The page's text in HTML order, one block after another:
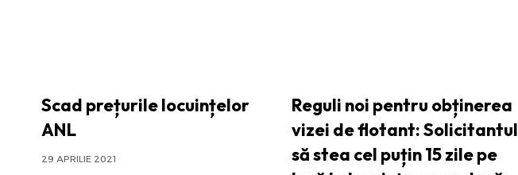
Scad prețurile locuințelor
ANL
29 APRILIE 2021
Reguli noi pentru obținerea
vizei de flotant: Solicitantul
să stea cel puțin 15 zile pe